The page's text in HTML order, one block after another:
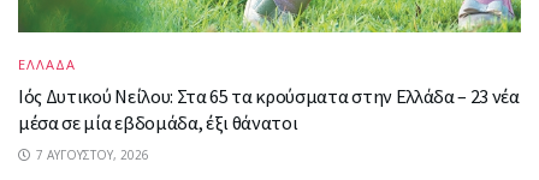
ΕΛΛΑΔΑ
Ιός Δυτικού Νείλου: Στα 65 τα κρούσματα στην Ελλάδα – 23 νέα
μέσα σε μία εβδομάδα, έξι θάνατοι
7 ΑΥΓΟΎΣΤΟΥ, 2026